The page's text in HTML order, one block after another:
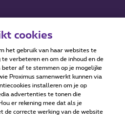
cookies
het gebruik van haar websites te
verbeteren en om de inhoud en de
af te stemmen op je mogelijke
Proximus samenwerkt kunnen via
installeren om je op
advertenties te tonen die
er rekening mee dat als je
de correcte werking van de website